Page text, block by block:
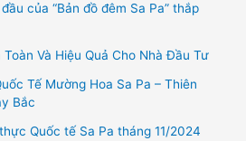
của “Bản đồ đêm Sa Pa” thắp
Và Hiệu Quả Cho Nhà Đầu Tư
Tế Mường Hoa Sa Pa – Thiên
Bắc
Quốc tế Sa Pa tháng 11/2024